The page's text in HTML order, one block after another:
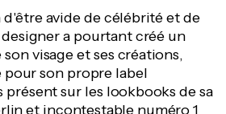
avide de célébrité et de
a pourtant créé un
visage et ses créations,
son propre label
sur les lookbooks de sa
et incontestable numéro 1